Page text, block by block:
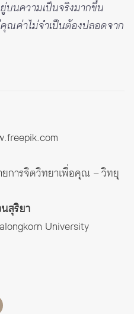
บนความเป็นจริงมากขึ้น
ณค่าไม่จำเป็นต้องปลอดจาก
การจิตวิทยาเพื่อคุณ – วิทยุ
สุริยา
University